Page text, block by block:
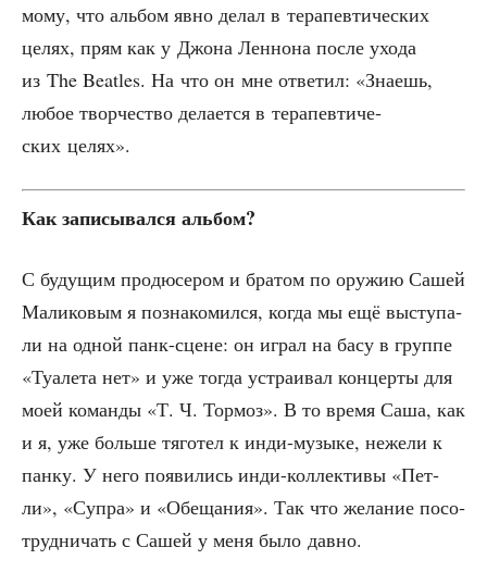
мо­му, что аль­бом явно делал в тера­пев­ти­че­ских
целях, прям как у Джо­на Лен­но­на после ухо­да
из The Beatles. На что он мне отве­тил: «Зна­ешь,
любое твор­че­ство дела­ет­ся в тера­пев­ти­че­
ских целях».
Как запи­сы­вал­ся альбом?
С буду­щим про­дю­се­ром и бра­том по ору­жию Сашей
Мали­ко­вым я позна­ко­мил­ся, когда мы ещё высту­па­
ли на одной панк-сцене: он играл на басу в груп­пе
«Туа­ле­та нет» и уже тогда устра­и­вал кон­цер­ты для
моей коман­ды «Т. Ч. Тор­моз». В то вре­мя Саша, как
и я, уже боль­ше тяго­тел к инди-музы­ке, неже­ли к
пан­ку. У него появи­лись инди-кол­лек­ти­вы «Пет­
ли», «Суп­ра» и «Обе­ща­ния». Так что жела­ние посо­
труд­ни­чать с Сашей у меня было давно.